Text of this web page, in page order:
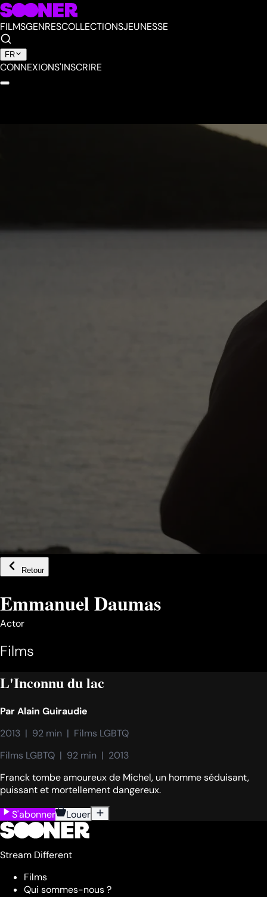
FILMSGENRESCOLLECTIONSJEUNESSE
FR
CONNEXIONS'INSCRIRE
Retour
Emmanuel Daumas
Actor
Films
L'Inconnu du lac
ParAlain Guiraudie
2013  |  92 min  |  Films LGBTQ
Films LGBTQ  |  92 min  |  2013
Franck tombe amoureux de Michel, un homme séduisant,
puissant et mortellement dangereux.
S'abonner
Louer
Stream Different
Films
Qui sommes-nous ?